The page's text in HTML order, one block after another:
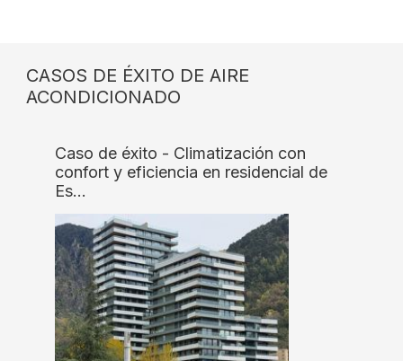
CASOS DE ÉXITO DE AIRE
ACONDICIONADO
Caso de éxito - Climatización con
confort y eficiencia en residencial de
Es…